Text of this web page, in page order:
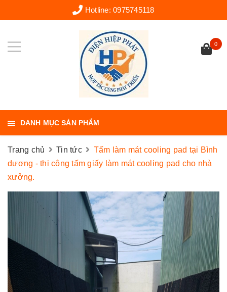
Hotline:0975745118
0
DANH MỤC SẢN PHẨM
Trang chủ Tin tức
Tấm làm mát cooling pad tại Bình
dương - thi công tấm giấy làm mát cooling pad cho nhà
xưởng.